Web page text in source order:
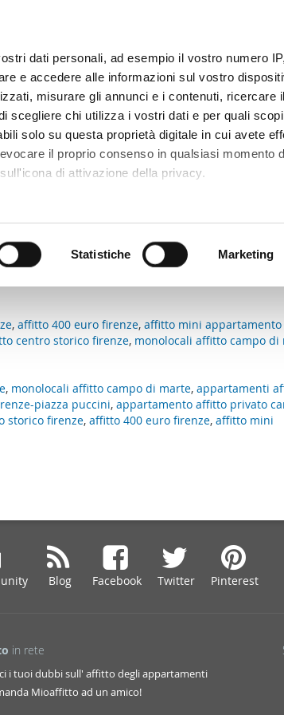
dati personali, ad esempio il vostro numero
e accedere alle informazioni sul vostro
misurare gli annunci e i contenuti, ricercare
scegliere chi utilizza i vostri dati e per quali
solo su questa proprietà digitale in cui avete
il proprio consenso in qualsiasi momento
di attivazione della privacy.
attivamente alla ricerca di caratteristiche
ed annunci, per fornire funzionalità dei
dei dati web, pubblicità e social media, i quali
fornito loro o che hanno raccolto dal suo utilizzo
Statistiche Marketing
Superficie Locali Più filtri - 1
Firenze
, monolocali affitto campo di marte, appartamenti
piazza puccini, appartamento affitto privato
storico firenze, affitto 400 euro firenze, affitto mini
Ordine Mioaffitto
ai tuoi criteri di ricerca.
, affitto 400 euro firenze, affitto mini appartamento
centro storico firenze, monolocali affitto campo di
Blog Facebook Twitter Pinterest
in rete
i tuoi dubbi sull' affitto degli appartamenti
Mioaffitto ad un amico!